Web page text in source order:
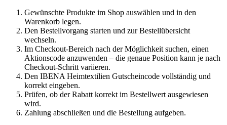
Gewünschte Produkte im Shop auswählen und in den
Warenkorb legen.
Den Bestellvorgang starten und zur Bestellübersicht
wechseln.
Im Checkout-Bereich nach der Möglichkeit suchen, einen
Aktionscode anzuwenden – die genaue Position kann je nach
Checkout-Schritt variieren.
Den IBENA Heimtextilien Gutscheincode vollständig und
korrekt eingeben.
Prüfen, ob der Rabatt korrekt im Bestellwert ausgewiesen
wird.
Zahlung abschließen und die Bestellung aufgeben.